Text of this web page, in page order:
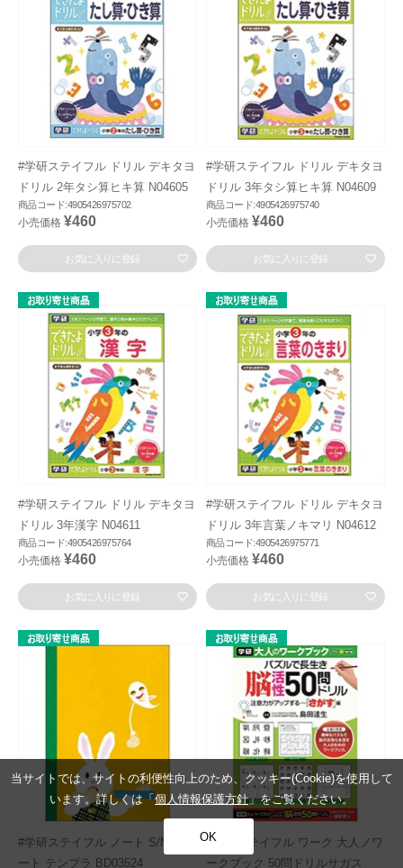
#学研ステイフル ドリル デキタヨ
ドリル 2年タシ算ヒキ算 N04605
商品コード:4905426975702
小売価格 ¥460
お気に入りに登録
#学研ステイフル ドリル デキタヨ
ドリル 3年タシ算ヒキ算 N04609
商品コード:4905426975740
小売価格 ¥460
お気に入りに登録
#学研ステイフル ドリル デキタヨ
ドリル 3年漢字 N04611
商品コード:4905426975764
小売価格 ¥460
お気に入りに登録
#学研ステイフル ドリル デキタヨ
ドリル 3年言葉ノキマリ N04612
商品コード:4905426975771
小売価格 ¥460
お気に入りに登録
#学研ステイフル ノート S/NA5ノ
ート テンプラ BD03524
#学研ステイフル ワーク 大人ノワ
ークブック 50問ドリルサガス
当サイトでは、サイトの利便性向上のため、クッキー(Cookie)を使用して
います。詳しくは「個人情報保護方針」をご覧ください。
OK